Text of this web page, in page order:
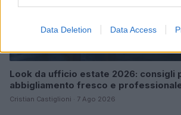
Data Deletion Data Access
Look da ufficio estate 2026: consigli
abbigliamento fresco e
Cristian Castiglioni · 7 Ago 2026